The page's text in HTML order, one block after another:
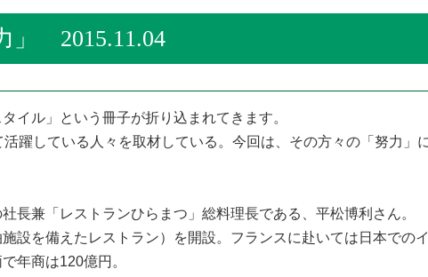
2015.11.04
イル」という冊子が折り込まれてきます。
躍している人々を取材している。今回は、その方々の「努力」
長兼「レストランひらまつ」総料理長である、平松博利さん。
設を備えたレストラン）を開設。フランスに赴いては日本での
年商は120億円。